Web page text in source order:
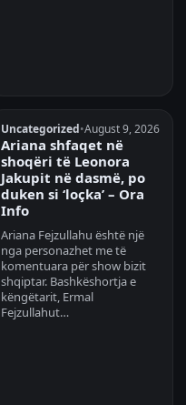
Uncategorized•August 9, 2026
Ariana shfaqet në
shoqëri të Leonora
Jakupit në dasmë, po
duken si ‘loçka’ – Ora
Info
Ariana Fejzullahu është një
nga personazhet me të
komentuara për show bizit
shqiptar. Bashkëshortja e
këngëtarit, Ermal
Fejzullahut…